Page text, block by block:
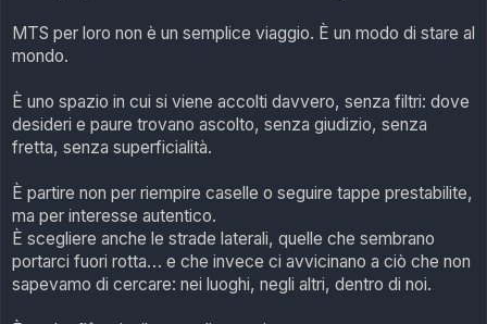
MTS per loro non è un semplice viaggio. È un modo di stare al
mondo.
È uno spazio in cui si viene accolti davvero, senza filtri: dove
desideri e paure trovano ascolto, senza giudizio, senza
fretta, senza superficialità.
È partire non per riempire caselle o seguire tappe prestabilite,
ma per interesse autentico.
È scegliere anche le strade laterali, quelle che sembrano
portarci fuori rotta… e che invece ci avvicinano a ciò che non
sapevamo di cercare: nei luoghi, negli altri, dentro di noi.